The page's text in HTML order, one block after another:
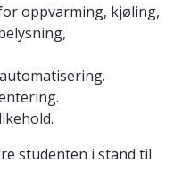
oppvarming, kjøling,
studenten i stand til